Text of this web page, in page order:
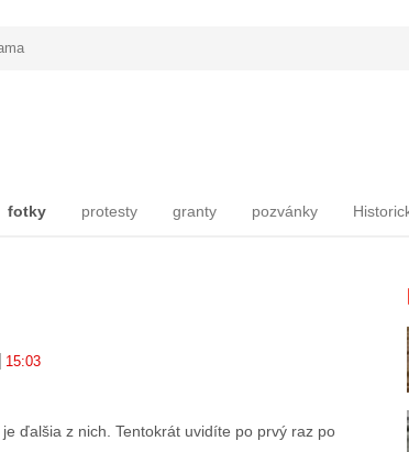
fotky protesty granty pozvánky
15:03
ďalšia z nich. Tentokrát uvidíte po prvý raz po